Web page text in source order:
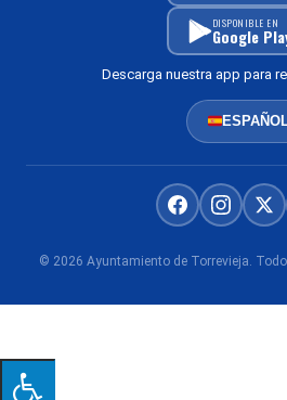
DISPONIBLE EN
Google
Descarga nuestra app para
© 2026 Ayuntamiento de Torrevieja.